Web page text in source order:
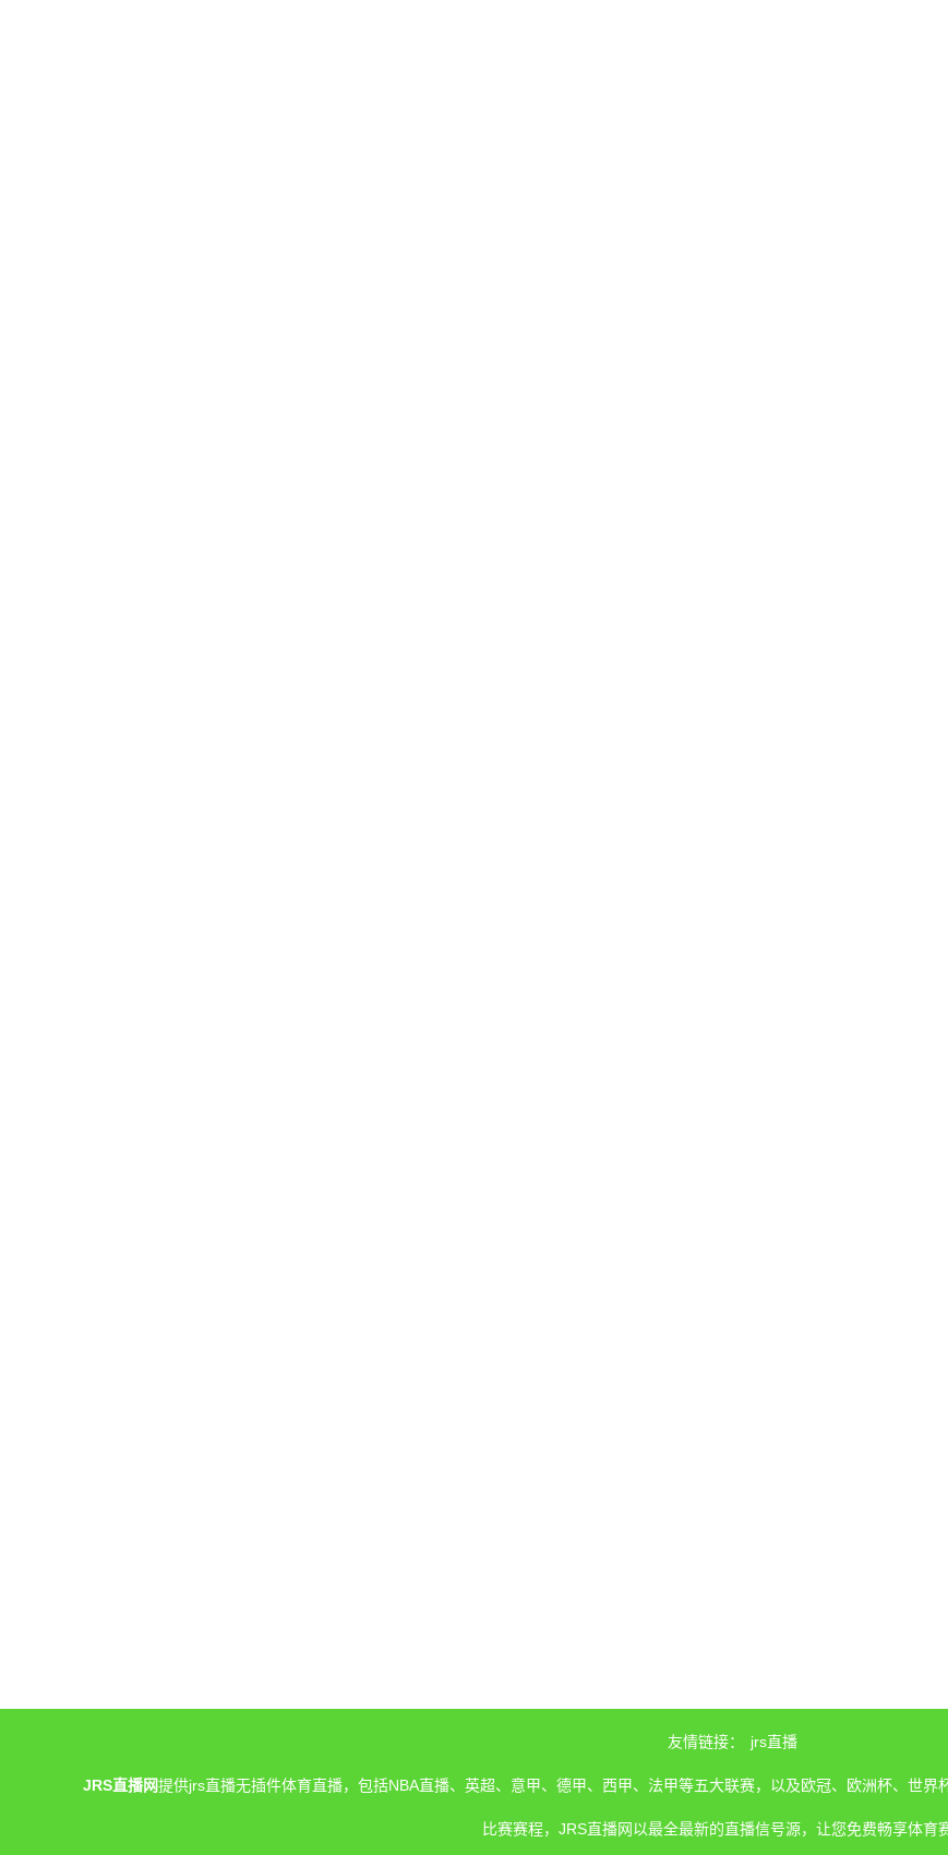
友情链接： jrs直播
JRS直播网提供jrs直播无插件体育直播，包括NBA直播、英超、意甲、德甲、西甲、法甲等五大联赛，以及欧冠、欧洲杯、世
比赛赛程，JRS直播网以最全最新的直播信号源，让您免费畅享体育